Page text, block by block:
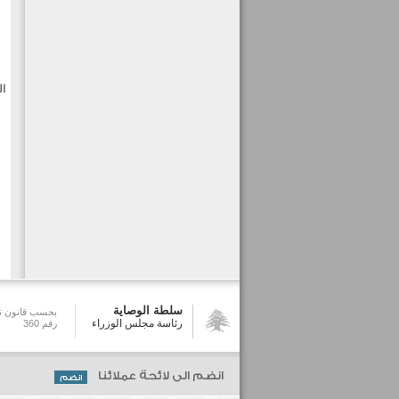
سلطة الوصاية
رئاسة مجلس الوزراء
بحسب قانون
رقم 360
انضم الى لائحة عملائنا